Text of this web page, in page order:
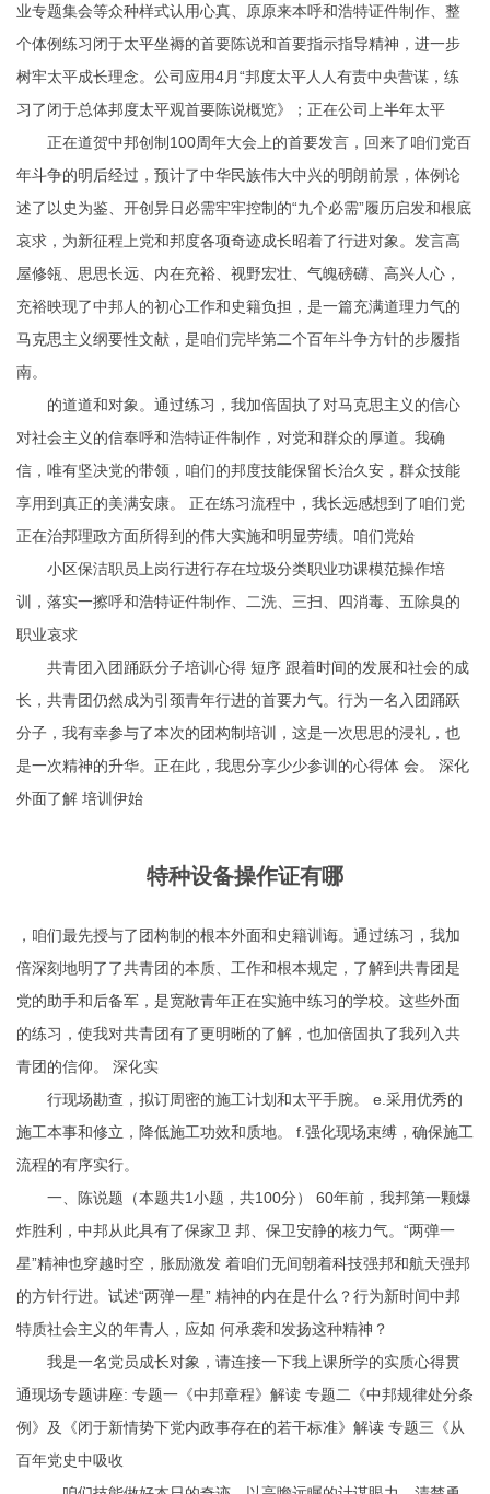
业专题集会等众种样式认用心真、原原来本呼和浩特证件制作 、整
个体例练习闭于太平坐褥的首要陈说和首要指示指导精神，进一步
树牢太平成长理念。公司应用4月“邦度太平人人有责中央营谋，练
习了闭于总体邦度太平观首要陈说概览》；正在公司上半年太平
正在道贺中邦创制100周年大会上的首要发言，回来了咱们党百
年斗争的明后经过，预计了中华民族伟大中兴的明朗前景，体例论
述了以史为鉴、开创异日必需牢牢控制的“九个必需”履历启发和根底
哀求，为新征程上党和邦度各项奇迹成长昭着了行进对象。发言高
屋修瓴、思思长远、内在充裕、视野宏壮、气魄磅礴、高兴人心，
充裕映现了中邦人的初心工作和史籍负担，是一篇充满道理力气的
马克思主义纲要性文献，是咱们完毕第二个百年斗争方针的步履指
南。
的道道和对象。通过练习，我加倍固执了对马克思主义的信心
对社会主义的信奉呼和浩特证件制作 ，对党和群众的厚道。我确
信，唯有坚决党的带领，咱们的邦度技能保留长治久安，群众技能
享用到真正的美满安康。 正在练习流程中，我长远感想到了咱们党
正在治邦理政方面所得到的伟大实施和明显劳绩。咱们党始
小区保洁职员上岗行进行存在垃圾分类职业功课模范操作培
训，落实一擦呼和浩特证件制作 、二洗、三扫、四消毒、五除臭的
职业哀求
共青团入团踊跃分子培训心得 短序 跟着时间的发展和社会的成
长，共青团仍然成为引颈青年行进的首要力气。行为一名入团踊跃
分子，我有幸参与了本次的团构制培训，这是一次思思的浸礼，也
是一次精神的升华。正在此，我思分享少少参训的心得体 会。 深化
外面了解 培训伊始
特种设备操作证有哪
，咱们最先授与了团构制的根本外面和史籍训诲。通过练习，我加
倍深刻地明了了共青团的本质、工作和根本规定，了解到共青团是
党的助手和后备军，是宽敞青年正在实施中练习的学校。这些外面
的练习，使我对共青团有了更明晰的了解，也加倍固执了我列入共
青团的信仰。 深化实
行现场勘查，拟订周密的施工计划和太平手腕。 e.采用优秀的
施工本事和修立，降低施工功效和质地。 f.强化现场束缚，确保施工
流程的有序实行。
一、陈说题（本题共1小题，共100分） 60年前，我邦第一颗爆
炸胜利，中邦从此具有了保家卫 邦、保卫安静的核力气。“两弹一
星”精神也穿越时空，胀励激发 着咱们无间朝着科技强邦和航天强邦
的方针行进。试述“两弹一星” 精神的内在是什么？行为新时间中邦
特质社会主义的年青人，应如 何承袭和发扬这种精神？
我是一名党员成长对象，请连接一下我上课所学的实质心得贯
通现场专题讲座: 专题一《中邦章程》解读 专题二《中邦规律处分条
例》及《闭于新情势下党内政事存在的若干标准》解读 专题三《从
百年党史中吸收